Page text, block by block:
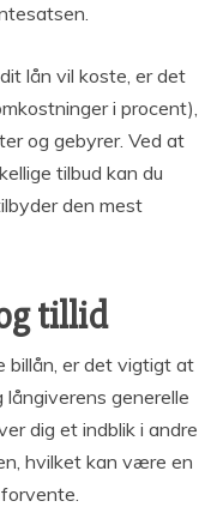
lån vil koste, er det
i procent),
og gebyrer. Ved at
tilbud kan du
den mest
tillid
billån, er det vigtigt at
generelle
dig et indblik i andre
hvilket kan være en